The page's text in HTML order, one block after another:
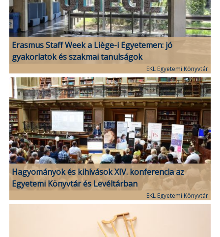
Erasmus Staff Week a Liège-i Egyetemen: jó
gyakorlatok és szakmai tanulságok
EKL Egyetemi Könyvtár
Hagyományok és kihívások XIV. konferencia az
Egyetemi Könyvtár és Levéltárban
EKL Egyetemi Könyvtár